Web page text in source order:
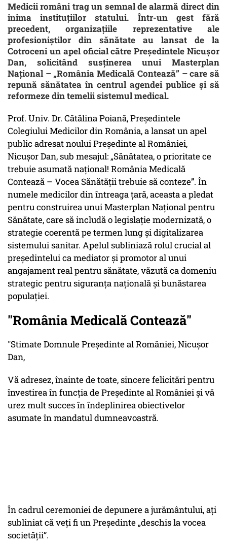
Medicii români trag un semnal de alarmă direct din
inima instituțiilor statului. Într-un gest fără
precedent, organizațiile reprezentative ale
profesioniștilor din sănătate au lansat de la
Cotroceni un apel oficial către Președintele Nicușor
Dan, solicitând susținerea unui Masterplan
Național – „România Medicală Contează” – care să
repună sănătatea în centrul agendei publice și să
reformeze din temelii sistemul medical.
Prof. Univ. Dr. Cătălina Poiană, Președintele
Colegiului Medicilor din România, a lansat un apel
public adresat noului Președinte al României,
Nicușor Dan, sub mesajul: „Sănătatea, o prioritate ce
trebuie asumată național! România Medicală
Contează – Vocea Sănătății trebuie să conteze”. În
numele medicilor din întreaga țară, aceasta a pledat
pentru construirea unui Masterplan Național pentru
Sănătate, care să includă o legislație modernizată, o
strategie coerentă pe termen lung și digitalizarea
sistemului sanitar. Apelul subliniază rolul crucial al
președintelui ca mediator și promotor al unui
angajament real pentru sănătate, văzută ca domeniu
strategic pentru siguranța națională și bunăstarea
populației.
"România Medicală Contează"
"Stimate Domnule Președinte al României, Nicușor
Dan,
Vă adresez, înainte de toate, sincere felicitări pentru
învestirea în funcția de Președinte al României și vă
urez mult succes în îndeplinirea obiectivelor
asumate în mandatul dumneavoastră.
În cadrul ceremoniei de depunere a jurământului, ați
subliniat că veți fi un Președinte „deschis la vocea
societății”.